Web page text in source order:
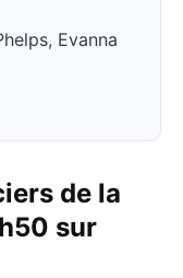
Evanna
de la
sur